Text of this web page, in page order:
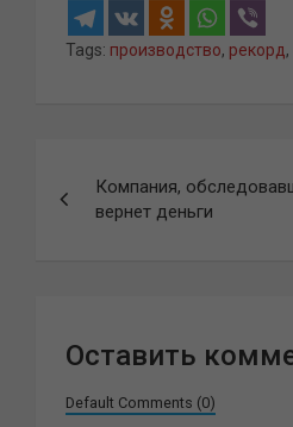
Tags: производство, рекорд,
по
Компания,
вернет деньги
Оставить
Default Comments (0)